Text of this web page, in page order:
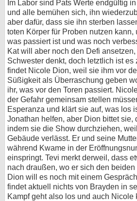
Im Labor sind Pats Werte endgültig
und alle bemühen sich, ihn
aber dafür, dass sie ihn sterben
toten Körper für Proben nutzen kann,
was passiert ist und was noch
Kat will aber noch den Defi
Schwester denkt, doch letztlich ist es
findet Nicole Dion, weil sie ihm vor
Süßigkeit als Überraschung geben
ihr, was vor den Toren passiert.
der Gefahr gemeinsam stellen
Esperanza und klärt sie auf, was los
Jonathan helfen, aber Dion bittet sie,
indem sie die Show durchziehen,
Gebäude verlässt. Er und seine
während Kwame in der
einspringt. Tevi merkt derweil, dass
nach draußen, wo er sich den
Dion will es noch mit einem
findet aktuell nichts von Brayden in
Kampf geht also los und auch Nicole